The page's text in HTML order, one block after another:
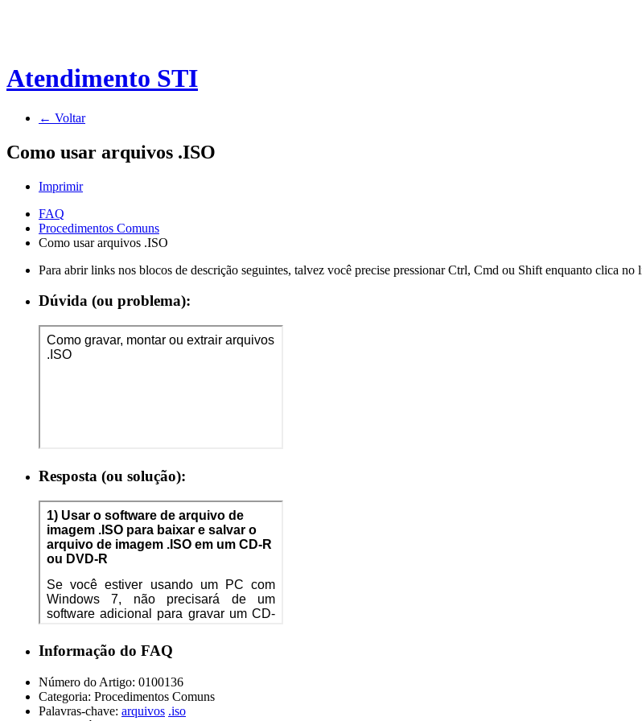
Atendimento STI
← Voltar
Como usar arquivos .ISO
Imprimir
FAQ
Procedimentos Comuns
Como usar arquivos .ISO
Para abrir links nos blocos de descrição seguintes, talvez você precise pressionar Ctrl, Cmd ou Shift enquanto clica
Dúvida (ou problema):
Resposta (ou solução):
Informação do FAQ
Número do Artigo: 0100136
Categoria: Procedimentos Comuns
Palavras-chave: arquivos .iso